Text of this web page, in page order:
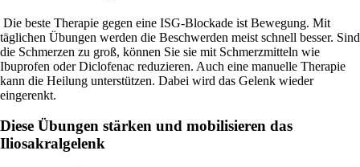
Die beste Therapie gegen eine ISG-Blockade ist Bewegung. Mit
täglichen Übungen werden die Beschwerden meist schnell besser. Sind
die Schmerzen zu groß, können Sie sie mit Schmerzmitteln wie
Ibuprofen oder Diclofenac reduzieren. Auch eine manuelle Therapie
kann die Heilung unterstützen. Dabei wird das Gelenk wieder
eingerenkt.
Diese Übungen stärken und mobilisieren das
Iliosakralgelenk